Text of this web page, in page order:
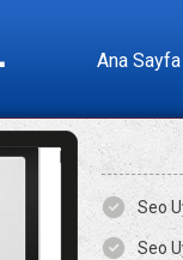
Ana Sayfa
Seo
Seo